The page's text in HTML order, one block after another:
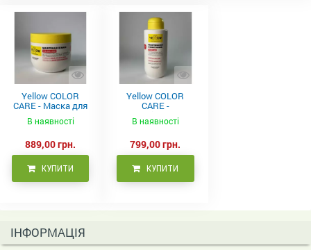
Yellow COLOR
CARE - Маска для
фарбованого
волосся, 500 мл
В наявності
889,00 грн.
КУПИТИ
Yellow COLOR
CARE -
Кондиціонер для
фарбованого
В наявності
799,00 грн.
КУПИТИ
ІНФОРМАЦІЯ